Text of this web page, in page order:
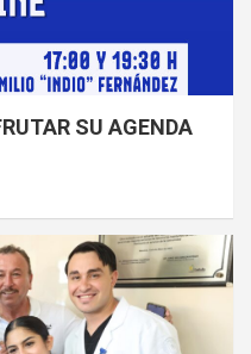
SU AGENDA